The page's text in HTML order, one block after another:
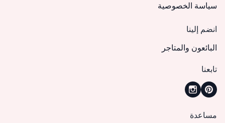
سياسة الخصوصية
انضم إلينا
البائعون والمتاجر
تابعنا
مساعدة